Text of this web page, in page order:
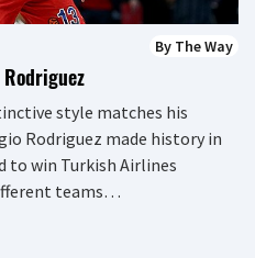
By The Way
style matches his
Rodriguez made history in
to win Turkish Airlines
teams…